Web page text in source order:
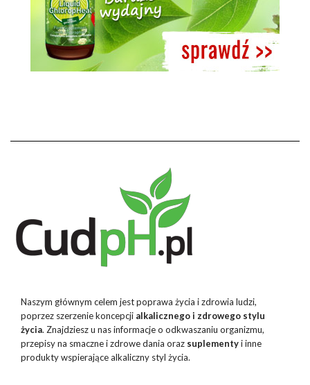
Naszym głównym celem jest poprawa życia i zdrowia ludzi,
poprzez szerzenie koncepcji alkalicznego i zdrowego stylu
życia. Znajdziesz u nas informacje o odkwaszaniu organizmu,
przepisy na smaczne i zdrowe dania oraz suplementyi inne
produkty wspierające alkaliczny styl życia.